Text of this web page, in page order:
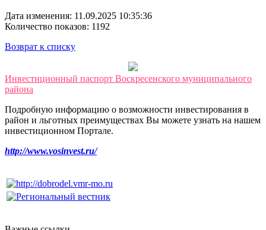
Дата изменения: 11.09.2025 10:35:36
Количество показов: 1192
Возврат к списку
Инвестиционный паспорт Воскресенского муниципального
района
Подробную информацию о возможности инвестирования в
район и льготных преимуществах Вы можете узнать на нашем
инвестиционном Портале.
http://www.vosinvest.ru/